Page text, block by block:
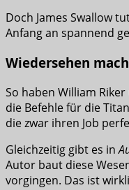
Doch James Swallow
Anfang an spannend
Wiedersehen
So haben William
die Befehle für die
die zwar ihren Job
Gleichzeitig gibt es in
Autor baut diese
vorgingen. Das ist